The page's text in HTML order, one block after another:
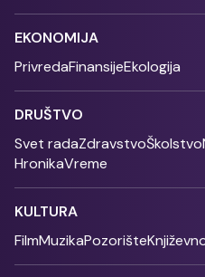
EKONOMIJA
PrivredaFinansijeEkologija
DRUŠTVO
Svet radaZdravstvoŠkolstvo
HronikaVreme
KULTURA
FilmMuzikaPozorište